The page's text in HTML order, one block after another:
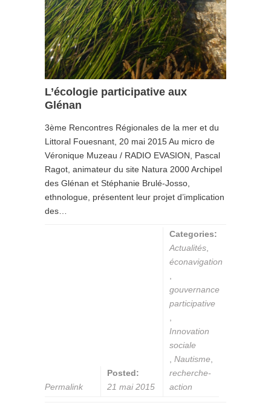
L’écologie participative aux
Glénan
3ème Rencontres Régionales de la mer et du
Littoral Fouesnant, 20 mai 2015 Au micro de
Véronique Muzeau / RADIO EVASION, Pascal
Ragot, animateur du site Natura 2000 Archipel
des Glénan et Stéphanie Brulé-Josso,
ethnologue, présentent leur projet d’implication
des…
Permalink
Posted:
21 mai 2015
Categories:
Actualités
éconavigation
gouvernance
participative
Innovation
sociale
Nautisme
recherche-
action